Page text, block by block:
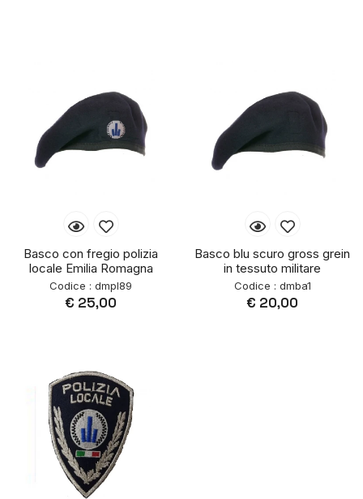
Basco con fregio polizia
locale Emilia Romagna
Codice : dmpl89
€ 25,00
Basco blu scuro gross grein
in tessuto militare
Codice : dmba1
€ 20,00